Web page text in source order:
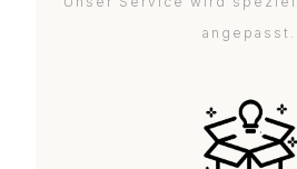
angepasst.